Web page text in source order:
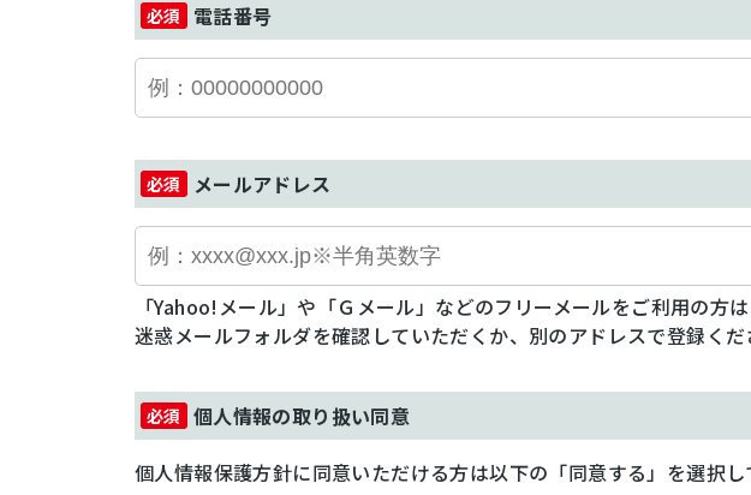
電話番号
メールアドレス
「Yahoo!メール」や「Ｇメール」などのフリーメールをご利用の方
迷惑メールフォルダを確認していただくか、別のアドレスで登録くだ
個人情報の取り扱い同意
個人情報保護方針に同意いただける方は以下の「同意する」を選択し